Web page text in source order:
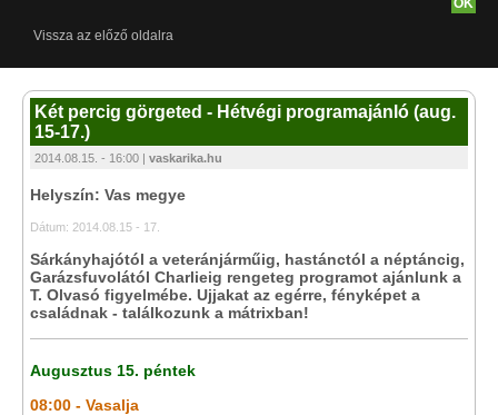
Vissza az előző oldalra
Két percig görgeted - Hétvégi programajánló (aug.
15-17.)
2014.08.15. - 16:00 | vaskarika.hu
Helyszín: Vas megye
Dátum: 2014.08.15 - 17.
Sárkányhajótól a veteránjárműig, hastánctól a néptáncig,
Garázsfuvolától Charlieig rengeteg programot ajánlunk a
T. Olvasó figyelmébe. Ujjakat az egérre, fényképet a
családnak - találkozunk a mátrixban!
Augusztus 15. péntek
08:00 - Vasalja